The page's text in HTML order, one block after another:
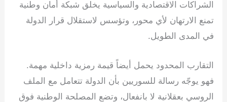
الشراكات الاقتصادية والسياسية يخلق شبكة أمان وطنية
تمنع الارتهان لأي محور، وتؤسس لاستقلال قرار الدولة
في المدى الطويل.
التقارب المحدود يحمل أيضاً قيمة رمزية داخلية مهمة.
فهو يوجّه رسالة للسوريين بأن الدولة تتعامل مع الملف
الروسي بعقلانية لا بانفعال، وتضع المصلحة الوطنية فوق